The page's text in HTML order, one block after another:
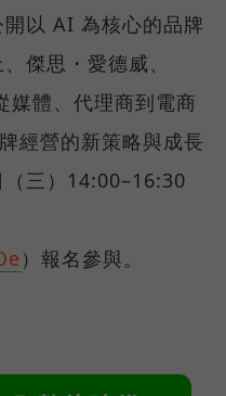
以 AI 為核心的品牌
傑思・愛德威、
媒體、代理商到電商
經營的新策略與成長
三）14:00–16:30
）報名參與。